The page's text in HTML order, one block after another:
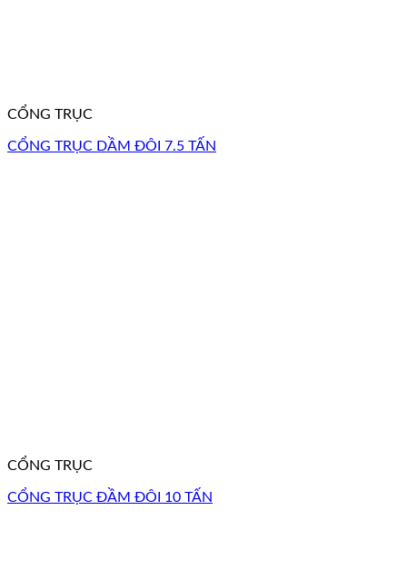
CỔNG TRỤC
CỔNG TRỤC DẦM ĐÔI 7.5 TẤN
CỔNG TRỤC
CỔNG TRỤC ĐẦM ĐÔI 10 TẤN